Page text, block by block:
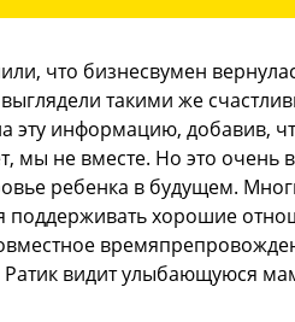
что бизнесвумен
такими же
эту информацию, добавив,
мы не вместе. Но это очень
ребенка в будущем.
поддерживать хорошие
видит улыбающуюся